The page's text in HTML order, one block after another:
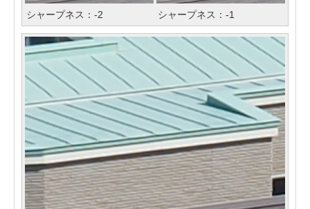
シャープネス：-2 シャープネス：-1